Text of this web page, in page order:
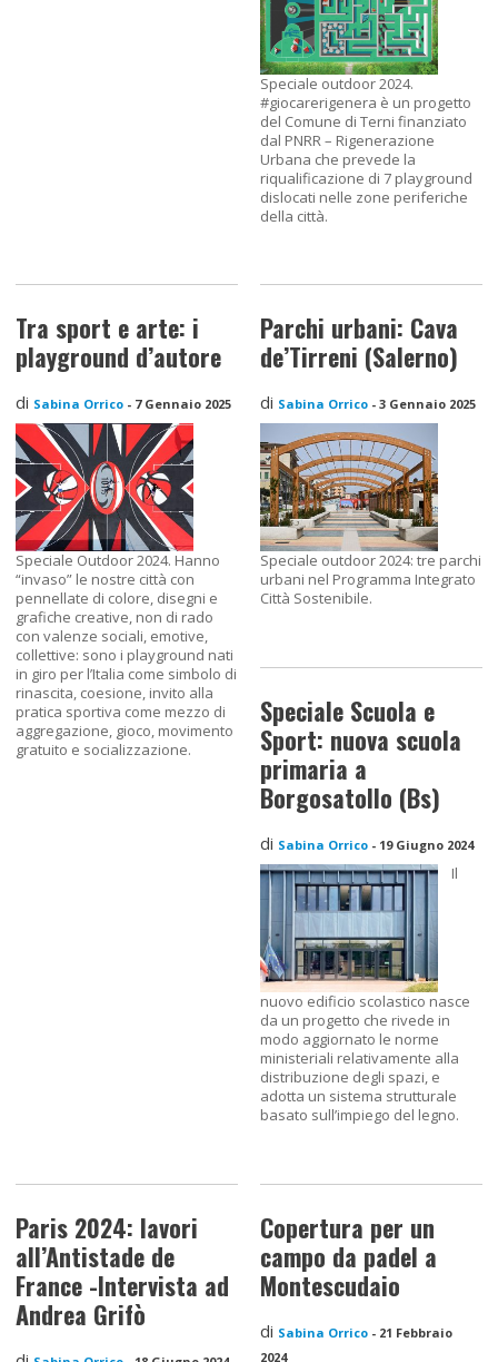
Speciale outdoor 2024.
#giocarerigenera è un progetto
del Comune di Terni finanziato
dal PNRR – Rigenerazione
Urbana che prevede la
riqualificazione di 7 playground
dislocati nelle zone periferiche
della città.
Tra sport e arte: i
playground d’autore
di Sabina Orrico - 7 Gennaio 2025
Speciale Outdoor 2024. Hanno
“invaso” le nostre città con
pennellate di colore, disegni e
grafiche creative, non di rado
con valenze sociali, emotive,
collettive: sono i playground nati
in giro per l’Italia come simbolo di
rinascita, coesione, invito alla
pratica sportiva come mezzo di
aggregazione, gioco, movimento
gratuito e socializzazione.
Parchi urbani: Cava
de’Tirreni (Salerno)
di Sabina Orrico - 3 Gennaio 2025
Speciale outdoor 2024: tre parchi
urbani nel Programma Integrato
Città Sostenibile.
Speciale Scuola e
Sport: nuova scuola
primaria a
Borgosatollo (Bs)
di Sabina Orrico - 19 Giugno 2024
Il
nuovo edificio scolastico nasce
da un progetto che rivede in
modo aggiornato le norme
ministeriali relativamente alla
distribuzione degli spazi, e
adotta un sistema strutturale
basato sull’impiego del legno.
Paris 2024: lavori
all’Antistade de
France -Intervista ad
Andrea Grifò
Copertura per un
campo da padel a
Montescudaio
di Sabina Orrico - 21 Febbraio
2024